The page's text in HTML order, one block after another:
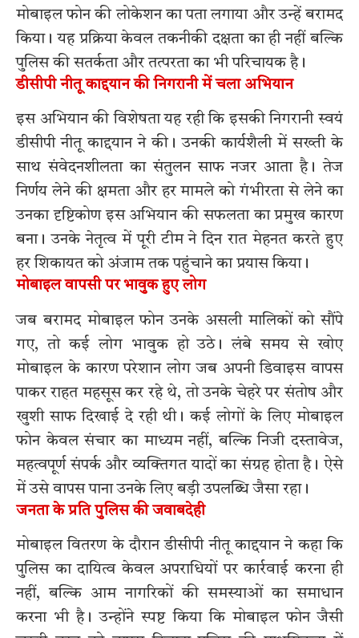
मोबाइल फोन की लोकेशन का पता लगाया और उन्हें बरामद
किया। यह प्रक्रिया केवल तकनीकी दक्षता का ही नहीं बल्कि
पुलिस की सतर्कता और तत्परता का भी परिचायक है।
डीसीपी नीतू काद्दयान की निगरानी में चला अभियान
इस अभियान की विशेषता यह रही कि इसकी निगरानी स्वयं
डीसीपी नीतू काद्दयान ने की। उनकी कार्यशैली में सख्ती के
साथ संवेदनशीलता का संतुलन साफ नजर आता है। तेज
निर्णय लेने की क्षमता और हर मामले को गंभीरता से लेने का
उनका दृष्टिकोण इस अभियान की सफलता का प्रमुख कारण
बना। उनके नेतृत्व में पूरी टीम ने दिन रात मेहनत करते हुए
हर शिकायत को अंजाम तक पहुंचाने का प्रयास किया।
मोबाइल वापसी पर भावुक हुए लोग
जब बरामद मोबाइल फोन उनके असली मालिकों को सौंपे
गए, तो कई लोग भावुक हो उठे। लंबे समय से खोए
मोबाइल के कारण परेशान लोग जब अपनी डिवाइस वापस
पाकर राहत महसूस कर रहे थे, तो उनके चेहरे पर संतोष और
खुशी साफ दिखाई दे रही थी। कई लोगों के लिए मोबाइल
फोन केवल संचार का माध्यम नहीं, बल्कि निजी दस्तावेज,
महत्वपूर्ण संपर्क और व्यक्तिगत यादों का संग्रह होता है। ऐसे
में उसे वापस पाना उनके लिए बड़ी उपलब्धि जैसा रहा।
जनता के प्रति पुलिस की जवाबदेही
मोबाइल वितरण के दौरान डीसीपी नीतू काद्दयान ने कहा कि
पुलिस का दायित्व केवल अपराधियों पर कार्रवाई करना ही
नहीं, बल्कि आम नागरिकों की समस्याओं का समाधान
करना भी है। उन्होंने स्पष्ट किया कि मोबाइल फोन जैसी